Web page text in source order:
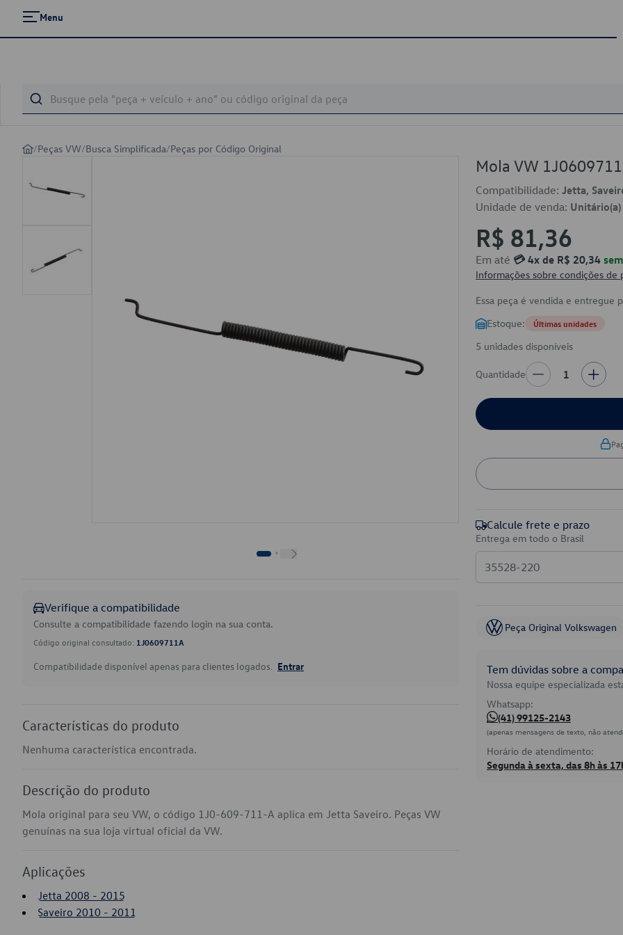
Menu
/Peças VW/Busca Simplificada/Peças por Código Original
Verifique a compatibilidade
Consulte a compatibilidade fazendo login na sua conta.
Código original consultado: 1J0609711A
Compatibilidade disponível apenas para clientes logados. Entrar
Características do produto
Nenhuma característica encontrada.
Descrição do produto
Mola original para seu VW, o código 1J0-609-711-A aplica em Jetta Saveiro. Peças VW
genuínas na sua loja virtual oficial da VW.
Aplicações
Jetta 2008 - 2015
Saveiro 2010 - 2011
Mola VW
Compatibilidade: Jetta,
Unidade de venda: Unitário(a)
R$ 81,36
Em até 💳 4x de R$ 20,34
Informações sobre condições de
Essa peça é vendida e entregue
Estoque:
Últimas unidades
5 unidades disponíveis
Quantidade 1
Calcule frete e prazo
Entrega em todo o Brasil
Peça Original Volkswagen
Tem dúvidas sobre a
Nossa equipe especializada
Whatsapp:
(41) 99125-2143
(apenas mensagens de texto, não
Horário de atendimento:
Segunda à sexta, das 8h às